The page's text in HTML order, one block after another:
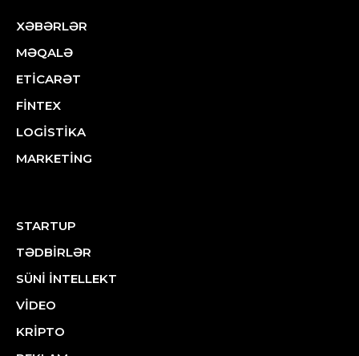
XƏBƏRLƏR
MƏQALƏ
ETİCARƏT
FİNTEX
LOGİSTİKA
MARKETİNG
STARTUP
TƏDBİRLƏR
SÜNİ İNTELLEKT
VİDEO
KRİPTO